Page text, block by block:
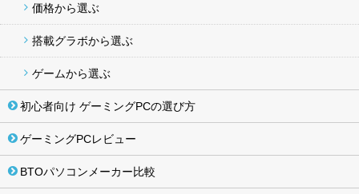
価格から選ぶ
搭載グラボから選ぶ
ゲームから選ぶ
初心者向け ゲーミングPCの選び方
ゲーミングPCレビュー
BTOパソコンメーカー比較